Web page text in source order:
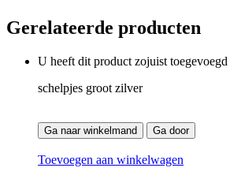
Gerelateerde producten
U heeft dit product zojuist
schelpjes groot zilver
Ga naar winkelmand Ga door
Toevoegen aan winkelwagen